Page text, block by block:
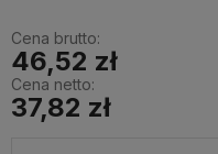
Cena brutto:
46,52 zł
Cena netto:
37,82 zł